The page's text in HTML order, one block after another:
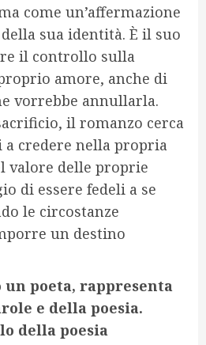
come un’affermazione
sua identità. È il suo
il controllo sulla
amore, anche di
vorrebbe annullarla.
il romanzo cerca
credere nella propria
valore delle proprie
di essere fedeli a se
le circostanze
un destino
un poeta, rappresenta
e della poesia.
della poesia